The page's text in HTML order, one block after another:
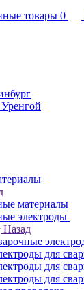
товары 0
материалы
электроды
Назад
для
для
для